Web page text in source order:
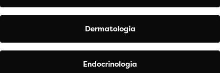
Dermatologia
Endocrinologia